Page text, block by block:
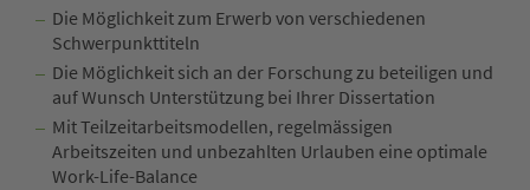
Die Möglichkeit zum Erwerb von verschiedenen
Schwerpunkttiteln
Die Möglichkeit sich an der Forschung zu beteiligen und
auf Wunsch Unterstützung bei Ihrer Dissertation
Mit Teilzeitarbeitsmodellen, regelmässigen
Arbeitszeiten und unbezahlten Urlauben eine optimale
Work-Life-Balance